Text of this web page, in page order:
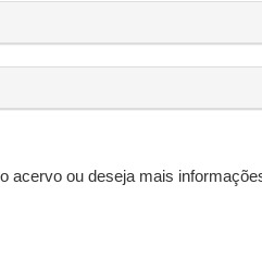
ou deseja mais